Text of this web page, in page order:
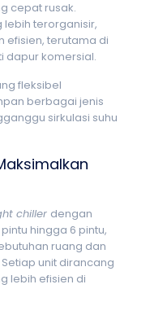
cepat rusak.
lebih terorganisir,
efisien, terutama di
dapur komersial.
fleksibel
berbagai jenis
sirkulasi suhu
chiller dengan
hingga 6 pintu,
ruang dan
unit dirancang
lebih efisien di